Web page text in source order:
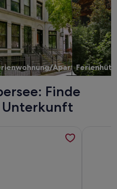
Apartment
Finde